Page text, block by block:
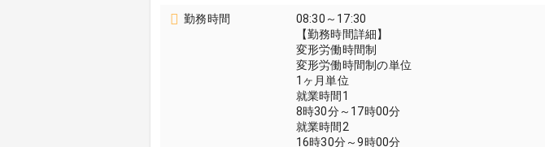
勤務時間
08:30～17:30
【勤務時間詳細】
変形労働時間制
変形労働時間制の単位
1ヶ月単位
就業時間1
8時30分～17時00分
就業時間2
16時30分～9時00分